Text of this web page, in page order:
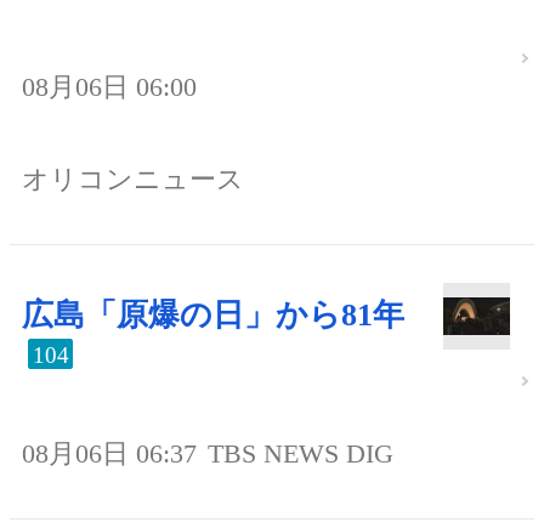
08月06日 06:00
オリコンニュース
広島「原爆の日」から81年
104
08月06日 06:37 TBS NEWS DIG